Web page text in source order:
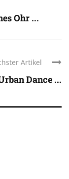
Ohr ...
Artikel
Dance ...